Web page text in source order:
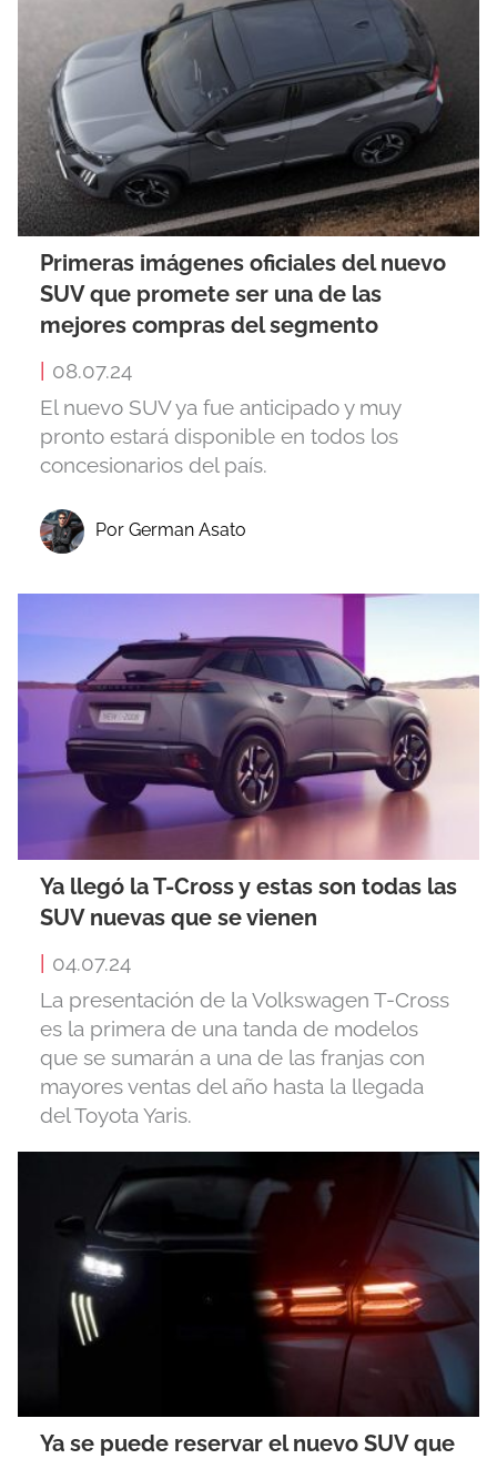
Primeras imágenes oficiales del nuevo
SUV que promete ser una de las
mejores compras del segmento
08.07.24
El nuevo SUV ya fue anticipado y muy
pronto estará disponible en todos los
concesionarios del país.
Por German Asato
Ya llegó la T-Cross y estas son todas las
SUV nuevas que se vienen
| 04.07.24
La presentación de la Volkswagen T-Cross
es la primera de una tanda de modelos
que se sumarán a una de las franjas con
mayores ventas del año hasta la llegada
del Toyota Yaris.
Ya se puede reservar el nuevo SUV que